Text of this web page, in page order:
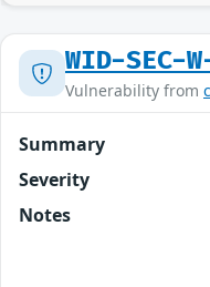
WID-SEC-
Vulnerability from
Summary
Severity
Notes